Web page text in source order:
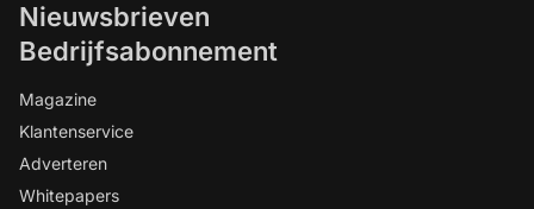
Nieuwsbrieven
Bedrijfsabonnement
Magazine
Klantenservice
Adverteren
Whitepapers